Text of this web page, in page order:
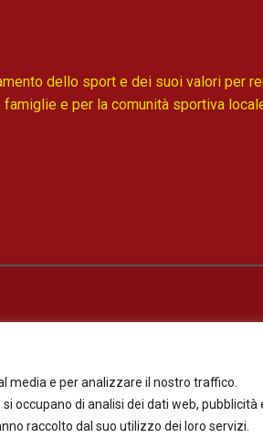
media e per analizzare il nostro traffico.
occupano di analisi dei dati web, pubblicità
raccolto dal suo utilizzo dei loro servizi.
dello sport e dei suoi valori per
e per la comunità sportiva